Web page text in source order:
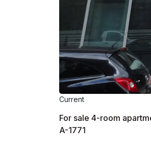
Current
For sale 4-room
A-1771